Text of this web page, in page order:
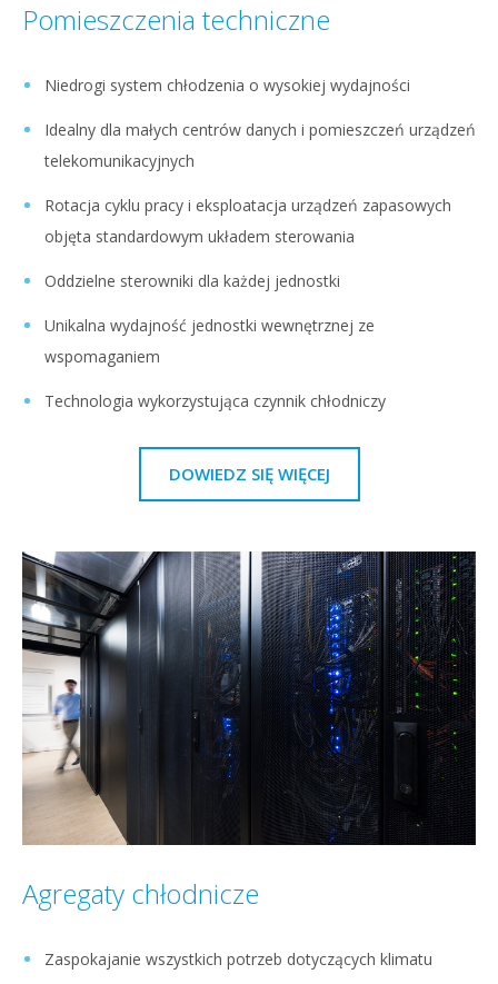
Pomieszczenia techniczne
Niedrogi system chłodzenia o wysokiej wydajności
Idealny dla małych centrów danych i pomieszczeń urządzeń
telekomunikacyjnych
Rotacja cyklu pracy i eksploatacja urządzeń zapasowych
objęta standardowym układem sterowania
Oddzielne sterowniki dla każdej jednostki
Unikalna wydajność jednostki wewnętrznej ze
wspomaganiem
Technologia wykorzystująca czynnik chłodniczy
DOWIEDZ SIĘ WIĘCEJ
Agregaty chłodnicze
Zaspokajanie wszystkich potrzeb dotyczących klimatu